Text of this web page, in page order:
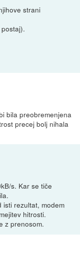
strani
bila preobremenjena
precej bolj nihala
s. Kar se tiče
isti rezultat, modem
hitrosti.
z prenosom.